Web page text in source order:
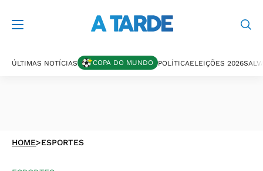
ÚLTIMAS NOTÍCIAS COPA DO MUNDO POLÍTICAELEIÇÕES 2026
HOME>ESPORTES